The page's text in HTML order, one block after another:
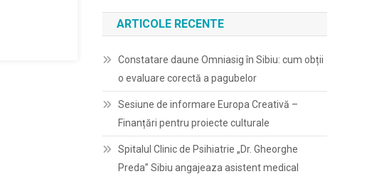
ARTICOLE RECENTE
Constatare daune Omniasig în Sibiu: cum obții
o evaluare corectă a pagubelor
Sesiune de informare Europa Creativă –
Finanțări pentru proiecte culturale
Spitalul Clinic de Psihiatrie „Dr. Gheorghe
Preda” Sibiu angajeaza asistent medical